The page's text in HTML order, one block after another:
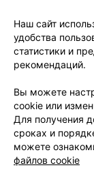
О
Наш сайт
удобства
статистики и
рекомендаций.
Вы можете
cookie или
Для получения
сроках и
можете
файлов cookie